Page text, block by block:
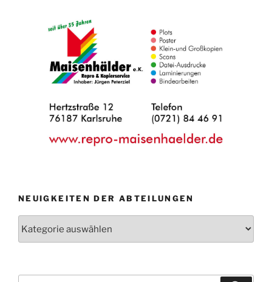
NEUIGKEITEN DER ABTEILUNGEN